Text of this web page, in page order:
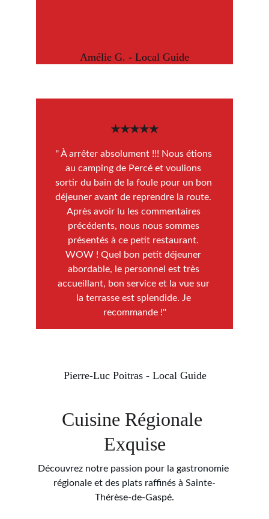
'' À arrêter absolument !!! Nous étions
au camping de Percé et voulions
sortir du bain de la foule pour un bon
déjeuner avant de reprendre la route.
Après avoir lu les commentaires
précédents, nous nous sommes
présentés à ce petit restaurant.
WOW ! Quel bon petit déjeuner
abordable, le personnel est très
accueillant, bon service et la vue sur
la terrasse est splendide. Je
recommande !''
Pierre-Luc Poitras - Local Guide
Amélie G. - Local Guide
★★★★★
Cuisine Régionale
Exquise
Découvrez notre passion pour la gastronomie
régionale et des plats raffinés à Sainte-
Thérèse-de-Gaspé.